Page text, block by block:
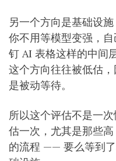
另一个方向是基础设
你不用等模型变强，
钉 AI 表格这样的中间
这个方向往往被低估
是被动等待。
所以这个评估不是一
估一次，尤其是那些
的流程 —— 要么等到